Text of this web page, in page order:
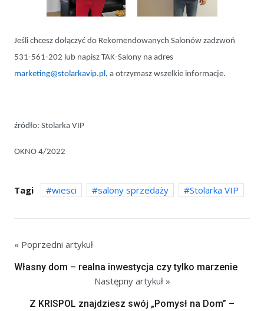
Jeśli chcesz dołączyć do Rekomendowanych Salonów zadzwoń
531-561-202 lub napisz TAK-Salony na adres
marketing@stolarkavip.pl , a otrzymasz wszelkie informacje.
źródło: Stolarka VIP
OKNO 4/2022
Tagi wiesci salony sprzedaży Stolarka VIP
« Poprzedni artykuł
Własny dom – realna inwestycja czy tylko marzenie
Następny artykuł »
Z KRISPOL znajdziesz swój „Pomysł na Dom” –